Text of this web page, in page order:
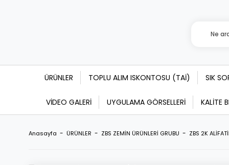
ÜRÜNLER TOPLU ALIM ISKONTOSU (TAİ) SIK
VİDEO GALERİ UYGULAMA GÖRSELLERİ KALİTE
Anasayfa ÜRÜNLER ZBS ZEMİN ÜRÜNLERİ GRUBU ZBS 2K